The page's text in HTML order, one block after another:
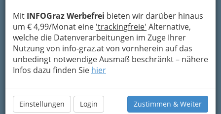
Mit INFOGraz Werbefrei bieten wir darüber hinaus
um € 4,99/Monat eine 'trackingfreie' Alternative,
welche die Datenverarbeitungen im Zuge Ihrer
Nutzung von info-graz.at von vornherein auf das
unbedingt notwendige Ausmaß beschränkt – nähere
Infos dazu finden Sie hier
Einstellungen Login Zustimmen & Weiter
GAW technologies GmbH
Puchstraße 76, 8020 Graz
+43 316 270 40
E-Mail
Karte & Routenplaner
Eintrag ändern